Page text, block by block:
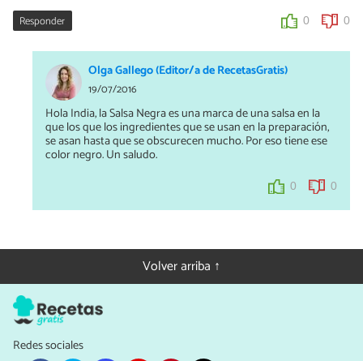
Responder 0 0
Olga Gallego (Editor/a de RecetasGratis)
19/07/2016
Hola India, la Salsa Negra es una marca de una salsa en la
que los que los ingredientes que se usan en la preparación,
se asan hasta que se obscurecen mucho. Por eso tiene ese
color negro. Un saludo.
0 0
Volver arriba ↑
Redes sociales